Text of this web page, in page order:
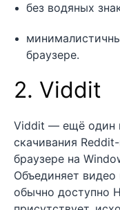
без водяных
браузере.
2. Viddit
Viddit — ещё один
скачивания
браузере на
Объединяет
обычно доступно